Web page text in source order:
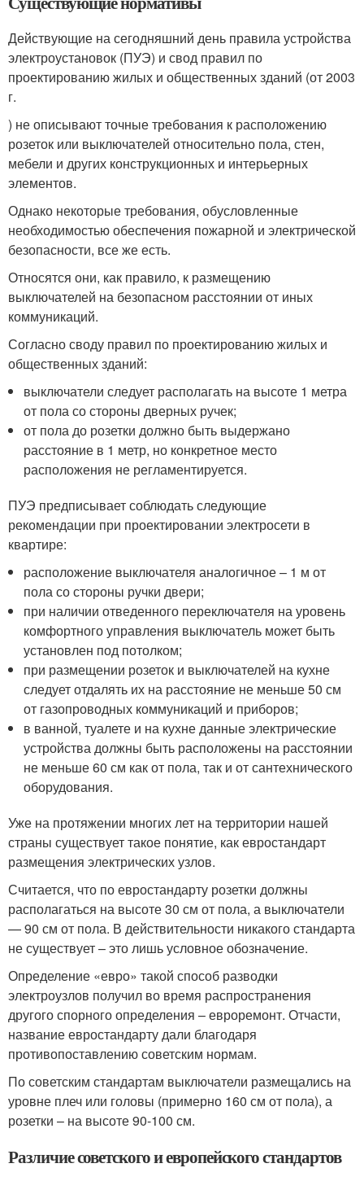
Действующие на сегодняшний день правила устройства
электроустановок (ПУЭ) и свод правил по
проектированию жилых и общественных зданий (от 2003
г.
) не описывают точные требования к расположению
розеток или выключателей относительно пола, стен,
мебели и других конструкционных и интерьерных
элементов.
Однако некоторые требования, обусловленные
необходимостью обеспечения пожарной и электрической
безопасности, все же есть.
Относятся они, как правило, к размещению
выключателей на безопасном расстоянии от иных
коммуникаций.
Согласно своду правил по проектированию жилых и
общественных зданий:
выключатели следует располагать на высоте 1 метра
от пола со стороны дверных ручек;
от пола до розетки должно быть выдержано
расстояние в 1 метр, но конкретное место
расположения не регламентируется.
ПУЭ предписывает соблюдать следующие
рекомендации при проектировании электросети в
квартире:
расположение выключателя аналогичное – 1 м от
пола со стороны ручки двери;
при наличии отведенного переключателя на уровень
комфортного управления выключатель может быть
установлен под потолком;
при размещении розеток и выключателей на кухне
следует отдалять их на расстояние не меньше 50 см
от газопроводных коммуникаций и приборов;
в ванной, туалете и на кухне данные электрические
устройства должны быть расположены на расстоянии
не меньше 60 см как от пола, так и от сантехнического
оборудования.
Уже на протяжении многих лет на территории нашей
страны существует такое понятие, как евростандарт
размещения электрических узлов.
Считается, что по евростандарту розетки должны
располагаться на высоте 30 см от пола, а выключатели
— 90 см от пола. В действительности никакого стандарта
не существует – это лишь условное обозначение.
Определение «евро» такой способ разводки
электроузлов получил во время распространения
другого спорного определения – евроремонт. Отчасти,
название евростандарту дали благодаря
противопоставлению советским нормам.
По советским стандартам выключатели размещались на
уровне плеч или головы (примерно 160 см от пола), а
розетки – на высоте 90-100 см.
Различие советского и европейского стандартов